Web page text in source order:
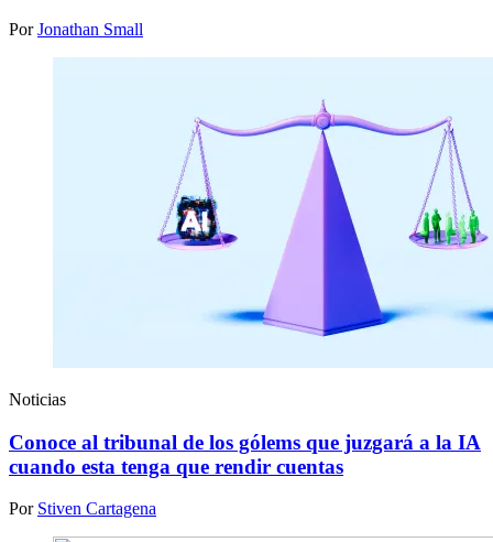
PorJonathan Small
Noticias
Conoce al tribunal de los gólems que juzgará a la IA
cuando esta tenga que rendir cuentas
Por Stiven Cartagena